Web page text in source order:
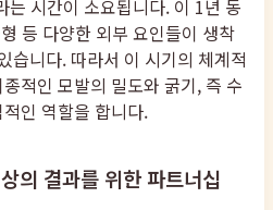
는 시간이 소요됩니다. 이 1년 동
등 다양한 외부 요인들이 생착
습니다. 따라서 이 시기의 체계적
적인 모발의 밀도와 굵기, 즉 수
인 역할을 합니다.
의 결과를 위한 파트너십